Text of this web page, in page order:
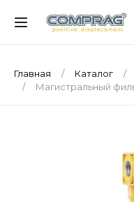
Главная Каталог
Магистральный